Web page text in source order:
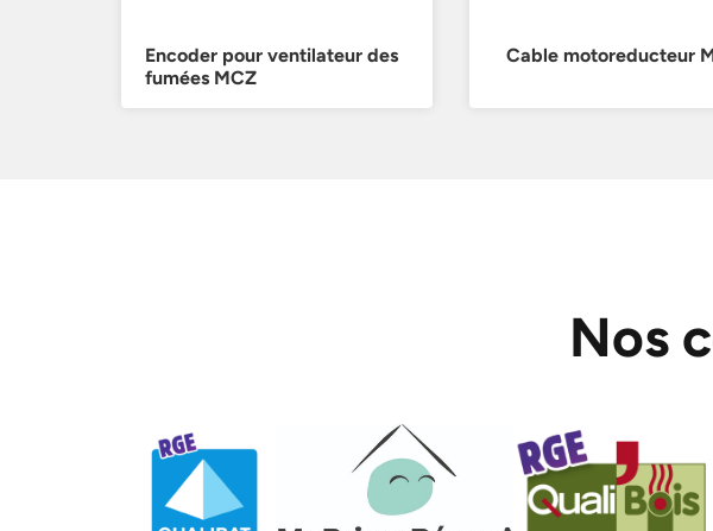
Encoder pour ventilateur des
fumées MCZ
Cable motoreducteur
Nos